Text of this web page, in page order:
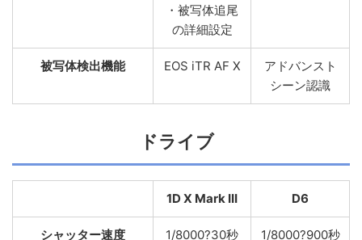
・被写体追尾
の詳細設定
被写体検出機能 EOS iTR AF X
アドバンスト
シーン認識
ドライブ
1D X Mark III D6
シャッター速度 1/8000?30秒 1/8000?900秒